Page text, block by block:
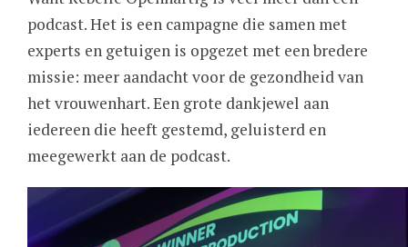
podcast. Het is een campagne die samen met
experts en getuigen is opgezet met een bredere
missie: meer aandacht voor de gezondheid van
het vrouwenhart. Een grote dankjewel aan
iedereen die heeft gestemd, geluisterd en
meegewerkt aan de podcast.
Image